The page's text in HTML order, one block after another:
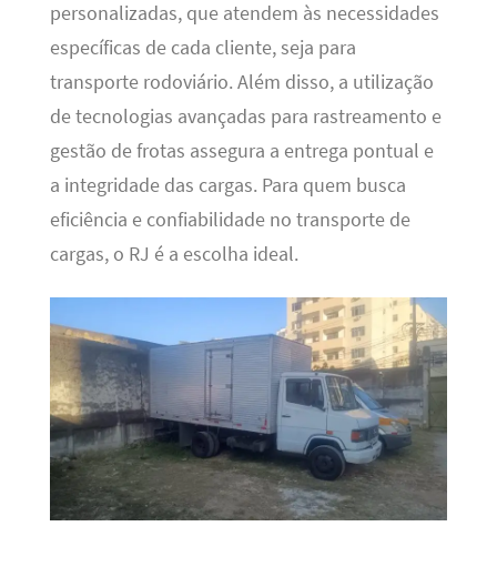
personalizadas, que atendem às necessidades
específicas de cada cliente, seja para
transporte rodoviário. Além disso, a utilização
de tecnologias avançadas para rastreamento e
gestão de frotas assegura a entrega pontual e
a integridade das cargas. Para quem busca
eficiência e confiabilidade no transporte de
cargas, o RJ é a escolha ideal.